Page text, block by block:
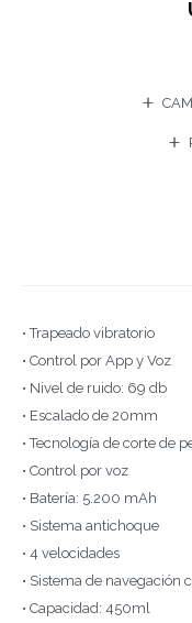
• Trapeado vibratorio
• Control por App y Voz
• Nivel de ruido: 69 db
• Escalado de 20mm
• Tecnología de corte de
• Control por voz
• Batería: 5.200 mAh
• Sistema antichoque
• 4 velocidades
• Sistema de navegación
• Capacidad: 450ml